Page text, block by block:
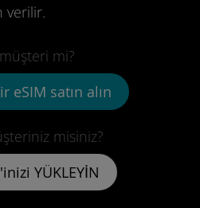
verilir.
misiniz?
YÜKLEYİN
mi?
eSIM satın alın